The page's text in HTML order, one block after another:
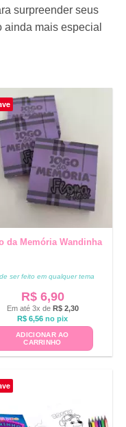
surpreender seus
mais especial
da Memória Wandinha
ser feito em qualquer tema
R$6,90
Em até 3x de R$2,30
R$ 6,56 no pix
ADICIONAR AO
CARRINHO